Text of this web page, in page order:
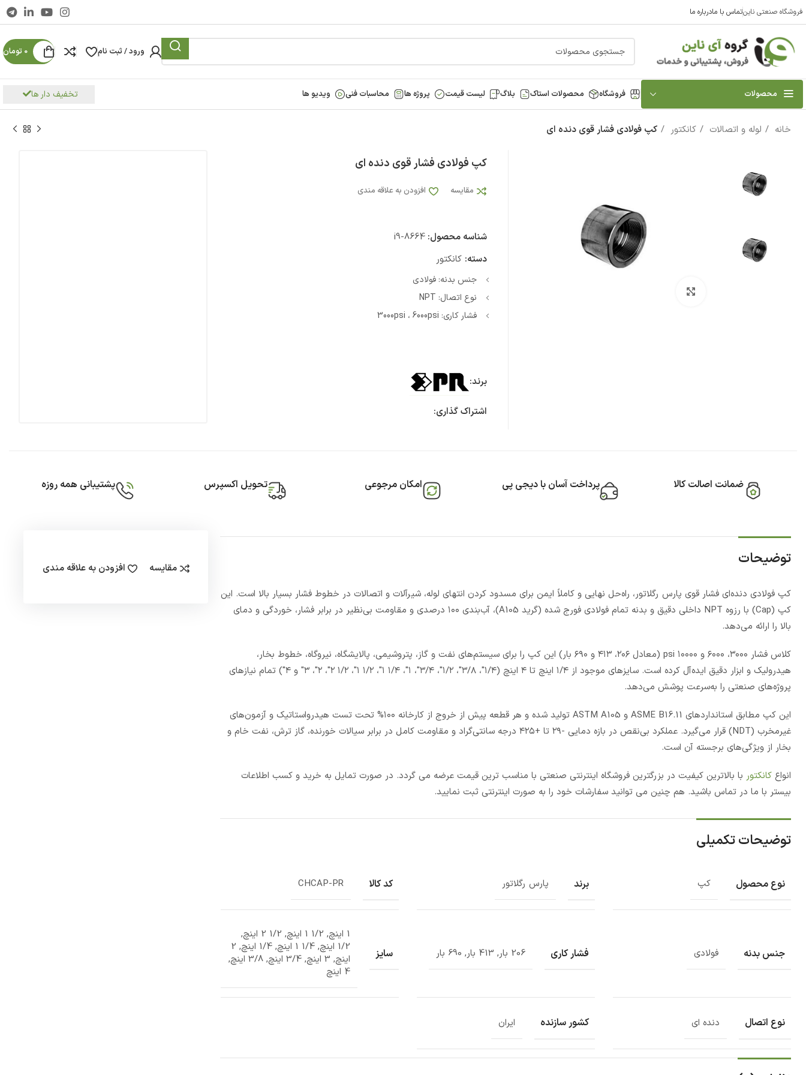
فروشگاه صنعتی ناینتماس با مادرباره ما
ورود / ثبت نام 0 تومان
محصولات فروشگاه محصولات استاک بلاگ لیست قیمت پروژه ها محاسبات فنی ویدیو ها تخفیف دار ها
خانه لوله و اتصالات کانکتور کپ فولادی فشار قوی دنده ای
کپ فولادی فشار قوی دنده ای
مقایسه افزودن به علاقه مندی
شناسه محصول:i9-8664
دسته: کانکتور
جنس بدنه: فولادی
نوع اتصال: NPT
فشار کاری: 3000psi ، 6000psi
برند:
اشتراک گذاری:
ضمانت اصالت کالا پرداخت آسان با دیجی پی امکان مرجوعی تحویل اکسپرس پشتیبانی همه روزه
توضیحات
کپ فولادی دنده‌ای فشار قوی پارس رگلاتور، راه‌حل نهایی و کاملاً ایمن برای مسدود کردن انتهای لوله، شیرآلات و اتصالات در خطوط فشار بسیار بالا است. این
کپ (Cap) با رزوه NPT داخلی دقیق و بدنه تمام فولادی فورج شده (گرید A105)، آب‌بندی ۱۰۰ درصدی و مقاومت بی‌نظیر در برابر فشار، خوردگی و دمای
بالا را ارائه می‌دهد.
کلاس فشار ۳۰۰۰، ۶۰۰۰ و ۱۰۰۰۰ psi (معادل ۲۰۶، ۴۱۳ و ۶۹۰ بار) این کپ را برای سیستم‌های نفت و گاز، پتروشیمی، پالایشگاه، نیروگاه، خطوط بخار،
هیدرولیک و ابزار دقیق ایده‌آل کرده است. سایزهای موجود از ۱/۴ اینچ تا ۴ اینچ (۱/۴″، ۳/۸″، ۱/۲″، ۳/۴″، ۱″، ۱/۴ ۱″، ۱/۲ ۱″، ۱/۲ ۲″، ۲″، ۳″ و ۴″) تمام نیازهای
پروژه‌های صنعتی را به‌سرعت پوشش می‌دهد.
این کپ مطابق استانداردهای ASME B16.11 و ASTM A105 تولید شده و هر قطعه پیش از خروج از کارخانه ۱۰۰% تحت تست هیدرواستاتیک و آزمون‌های
غیرمخرب (NDT) قرار می‌گیرد. عملکرد بی‌نقص در بازه دمایی -۲۹ تا +۴۲۵ درجه سانتی‌گراد و مقاومت کامل در برابر سیالات خورنده، گاز ترش، نفت خام و
بخار از ویژگی‌های برجسته آن است.
انواع کانکتور با بالاترین کیفیت در بزرگترین فروشگاه اینترنتی صنعتی با مناسب ترین قیمت عرضه می گردد. در صورت تمایل به خرید و کسب اطلاعات
بیستر با ما در تماس باشید. هم چنین می توانید سفارشات خود را به صورت اینترنتی ثبت نمایید.
توضیحات تکمیلی
نوع محصول کپ برند پارس رگلاتور کد کالا CHCAP-PR
جنس بدنه فولادی فشار کاری 206 بار, 413 بار, 690 بار سایز
1 اینچ, 1/2 1 اینچ, 1/2 2 اینچ,
1/2 اینچ, 1/4 1 اینچ, 1/4 اینچ, 2
اینچ, 3 اینچ, 3/4 اینچ, 3/8 اینچ,
4 اینچ
نوع اتصال دنده ای کشور سازنده ایران
مقایسه افزودن به علاقه مندی